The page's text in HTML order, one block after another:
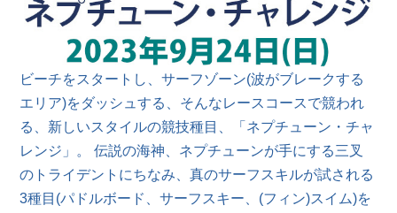
ビーチをスタートし、サーフゾーン(波がブレークする
エリア)をダッシュする、そんなレースコースで競われ
る、新しいスタイルの競技種目、「ネプチューン・チャ
レンジ」。 伝説の海神、ネプチューンが手にする三叉
のトライデントにちなみ、真のサーフスキルが試される
3種目(パドルボード、サーフスキー、(フィン)スイム)を